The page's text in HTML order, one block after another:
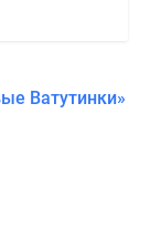
Ватутинки»